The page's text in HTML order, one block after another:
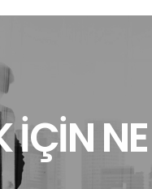
İÇİN NE